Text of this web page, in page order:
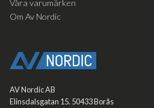
AV Nordic AB
Elinsdalsgatan 15. 50433 Borås
Våra varumärken
Om Av Nordic